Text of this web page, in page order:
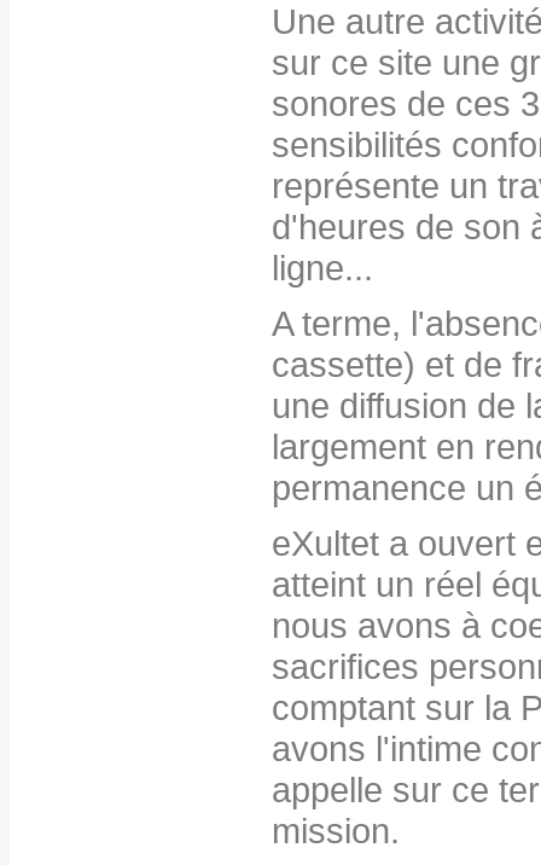
Une autre
sur ce site une
sonores de ces
sensibilités
représente un
d'heures de son
ligne...
A terme,
cassette) et de
une diffusion de
largement en
permanence un
eXultet a ouvert
atteint un réel
nous avons à
sacrifices
comptant sur la
avons l'intime
appelle sur ce
mission.